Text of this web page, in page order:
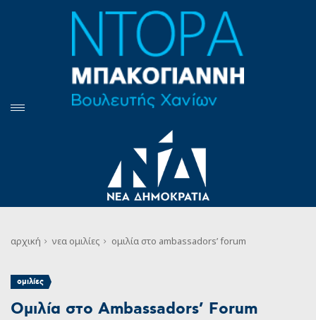
αρχική νεα ομιλίες ομιλία στο ambassadors’ forum
ομιλίες
Ομιλία στο Ambassadors’ Forum